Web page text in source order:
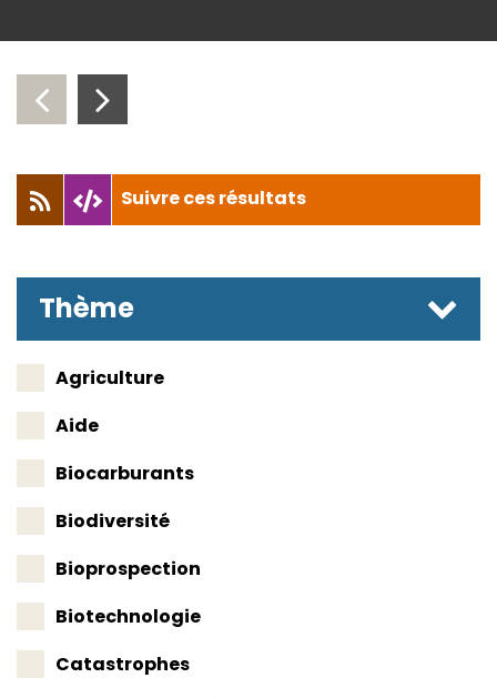
‹ ›
Suivre ces résultats
Thème
Agriculture
Aide
Biocarburants
Biodiversité
Bioprospection
Biotechnologie
Catastrophes